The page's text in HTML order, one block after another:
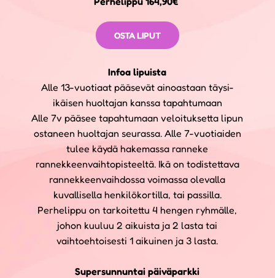
OSTA LIPUT
Infoa lipuista
Alle 13-vuotiaat pääsevät ainoastaan täysi-
ikäisen huoltajan kanssa tapahtumaan
Alle 7v pääsee tapahtumaan veloituksetta lipun
ostaneen huoltajan seurassa. Alle 7-vuotiaiden
tulee käydä hakemassa ranneke
rannekkeenvaihtopisteeltä. Ikä on todistettava
rannekkeenvaihdossa voimassa olevalla
kuvallisella henkilökortilla, tai passilla.
Perhelippu on tarkoitettu 4 hengen ryhmälle,
johon kuuluu 2 aikuista ja 2 lasta tai
vaihtoehtoisesti 1 aikuinen ja 3 lasta.
Supersunnuntai päiväparkki